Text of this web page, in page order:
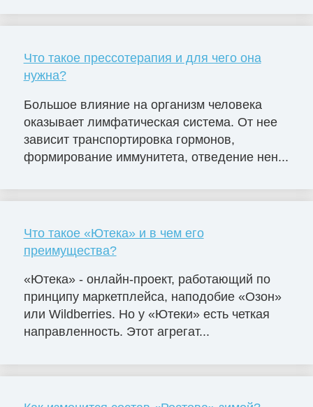
Что такое прессотерапия и для чего она
нужна?
Большое влияние на организм человека
оказывает лимфатическая система. От нее
зависит транспортировка гормонов,
формирование иммунитета, отведение нен...
Что такое «Ютека» и в чем его
преимущества?
«Ютека» - онлайн-проект, работающий по
принципу маркетплейса, наподобие «Озон»
или Wildberries. Но у «Ютеки» есть четкая
направленность. Этот агрегат...